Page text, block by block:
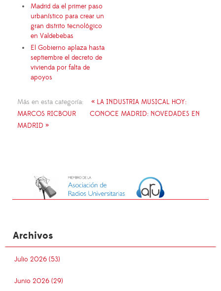
Madrid da el primer paso
urbanístico para crear un
gran distrito tecnológico
en Valdebebas
El Gobierno aplaza hasta
septiembre el decreto de
vivienda por falta de
apoyos
Más en esta categoría:
« LA INDUSTRIA MUSICAL HOY:
MARCOS RICBOUR
CONOCE MADRID: NOVEDADES EN
MADRID »
Archivos
Julio 2026 (53)
Junio 2026 (29)